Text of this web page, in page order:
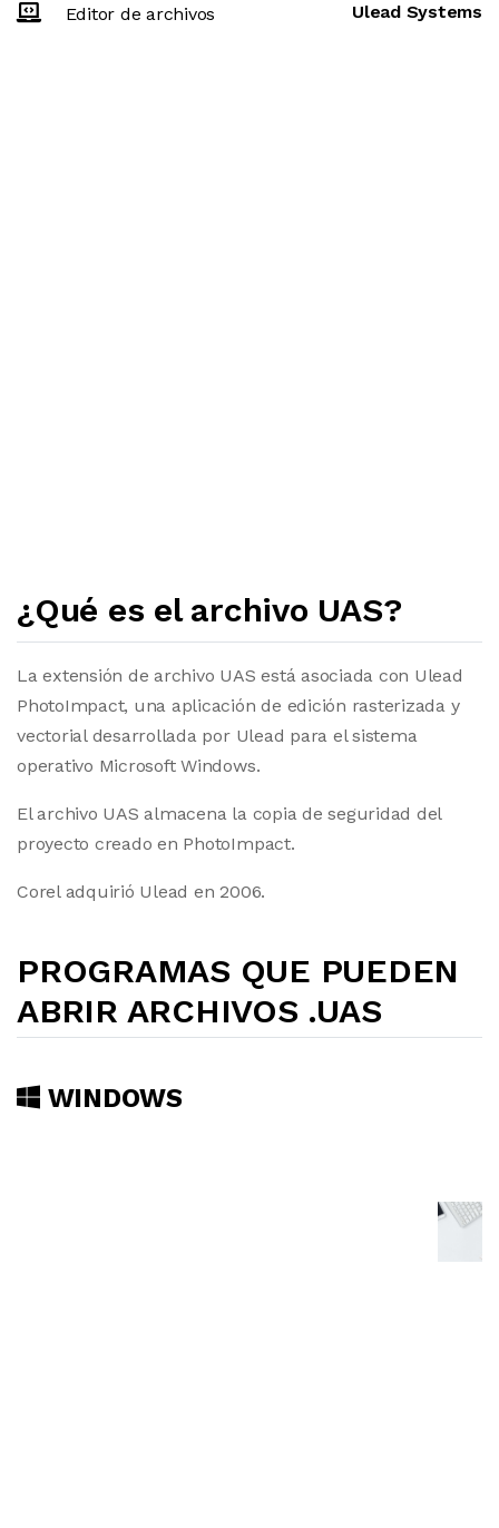
Editor de archivos Ulead Systems
¿Qué es el archivo UAS?
La extensión de archivo UAS está asociada con Ulead
PhotoImpact, una aplicación de edición rasterizada y
vectorial desarrollada por Ulead para el sistema
operativo Microsoft Windows.
El archivo UAS almacena la copia de seguridad del
proyecto creado en PhotoImpact.
Corel adquirió Ulead en 2006.
PROGRAMAS QUE PUEDEN
ABRIR ARCHIVOS .UAS
WINDOWS